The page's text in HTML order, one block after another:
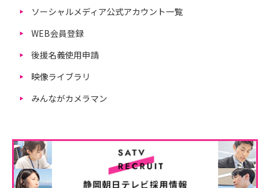
ソーシャルメディア公式アカウント一覧
WEB会員登録
後援名義使用申請
映像ライブラリ
みんながカメラマン